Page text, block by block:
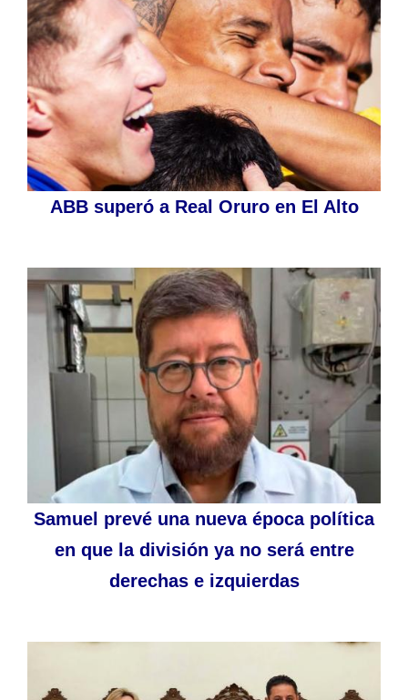
ABB superó a Real Oruro en El Alto
Samuel prevé una nueva época política
en que la división ya no será entre
derechas e izquierdas